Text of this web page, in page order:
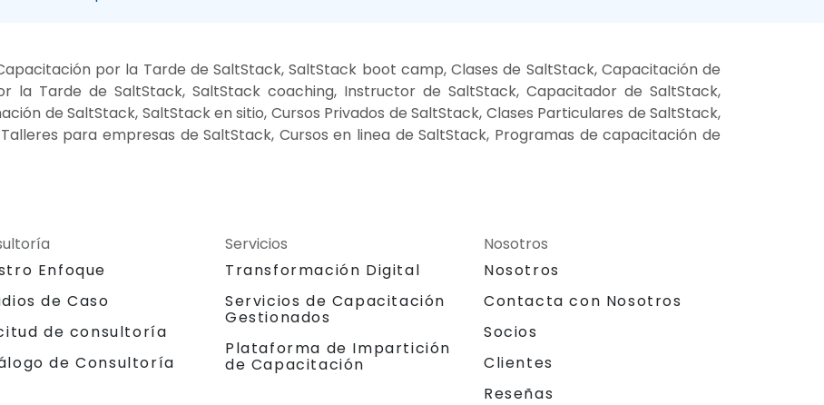
por la Tarde de SaltStack, SaltStack boot camp, Clases de SaltStack, Capacitación de
la Tarde de SaltStack, SaltStack coaching, Instructor de SaltStack, Capacitador de SaltStack,
de SaltStack, SaltStack en sitio, Cursos Privados de SaltStack, Clases Particulares de SaltStack,
para empresas de SaltStack, Cursos en linea de SaltStack, Programas de capacitación de
Enfoque
de Caso
de consultoría
de Consultoría
Servicios
Transformación Digital
Servicios de Capacitación
Gestionados
Plataforma de Impartición
de Capacitación
Nosotros
Nosotros
Contacta con Nosotros
Socios
Clientes
Reseñas